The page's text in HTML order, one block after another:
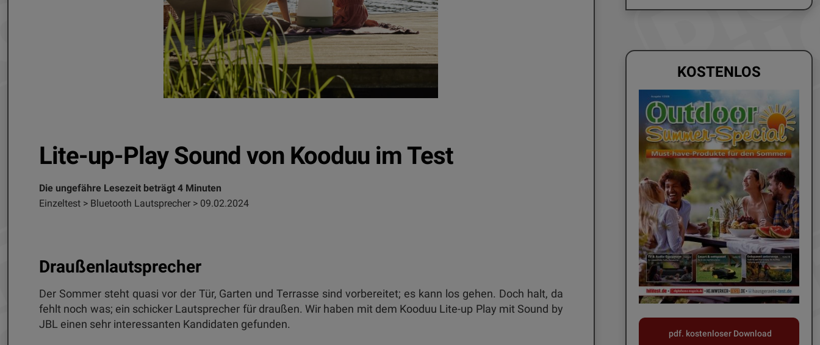
Lite-up-Play Sound von Kooduu im Test
Die ungefähre Lesezeit beträgt 4 Minuten
Einzeltest > Bluetooth Lautsprecher > 09.02.2024
Draußenlautsprecher
Der Sommer steht quasi vor der Tür, Garten und Terrasse sind vorbereitet; es kann los gehen. Doch halt, da
fehlt noch was; ein schicker Lautsprecher für draußen. Wir haben mit dem Kooduu Lite-up Play mit Sound by
JBL einen sehr interessanten Kandidaten gefunden.
KOSTENLOS
pdf. kostenloser Download